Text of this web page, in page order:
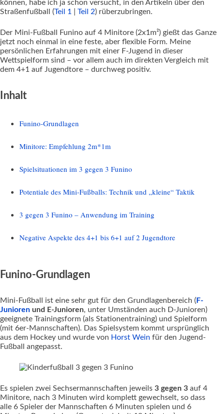
können, habe ich ja schon versucht, in den Artikeln über den
Straßenfußball (Teil 1 Teil 2) rüberzubringen.
Der Mini-Fußball Funino auf 4 Minitore (2x1m²) gießt das Ganze
jetzt noch einmal in eine feste, aber flexible Form. Meine
persönlichen Erfahrungen mit einer F-Jugend in dieser
Wettspielform sind – vor allem auch im direkten Vergleich mit
dem 4+1 auf Jugendtore – durchweg positiv.
Inhalt
Funino-Grundlagen
Minitore: Empfehlung 2m*1m
Spielsituationen im 3 gegen 3 Funino
Potentiale des Mini-Fußballs: Technik und „kleine“ Taktik
3 gegen 3 Funino – Anwendung im Training
Negative Aspekte des 4+1 bis 6+1 auf 2 Jugendtore
Funino-Grundlagen
Mini-Fußball ist eine sehr gut für den Grundlagenbereich (F-
Junioren und E-Junioren, unter Umständen auch D-Junioren)
geeignete Trainingsform (als Stationentraining) und Spielform
(mit 6er-Mannschaften). Das Spielsystem kommt ursprünglich
aus dem Hockey und wurde von Horst Wein für den Jugend-
Fußball angepasst.
Es spielen zwei Sechsermannschaften jeweils 3 gegen 3 auf 4
Minitore, nach 3 Minuten wird komplett gewechselt, so dass
alle 6 Spieler der Mannschaften 6 Minuten spielen und 6